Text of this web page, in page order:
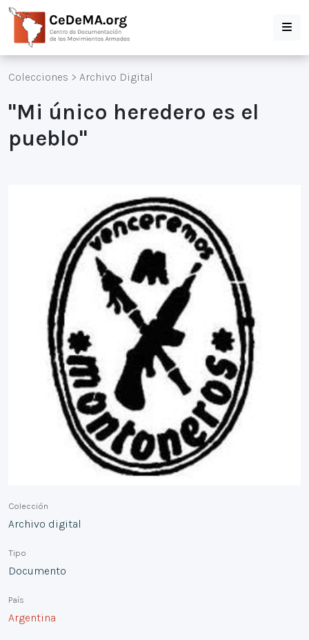
Colecciones > Archivo Digital
"Mi único heredero es el
pueblo"
Colección
Archivo digital
Tipo
Documento
País
Argentina